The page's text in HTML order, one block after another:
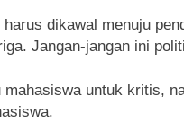
dikawal menuju
Jangan-jangan ini
untuk kritis,